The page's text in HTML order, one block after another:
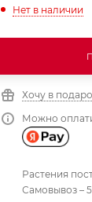
Нет в наличии
Хочу в
Можно
Растения
Самовывоз –